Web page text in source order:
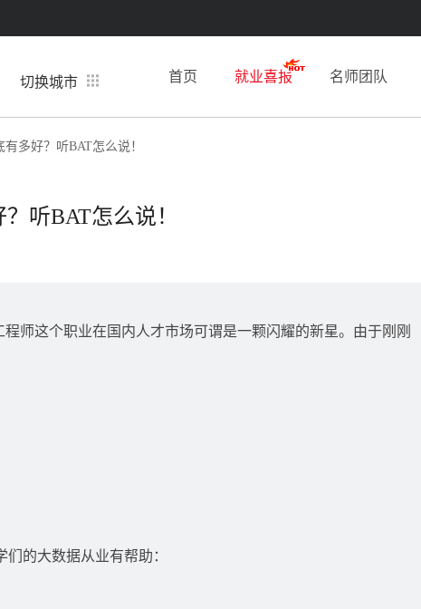
切换城市 首页 就业喜报 名师团队
多好？听BAT怎么说！
听BAT怎么说！
程师这个职业在国内人才市场可谓是一颗闪耀的新星。由于刚刚
的大数据从业有帮助：